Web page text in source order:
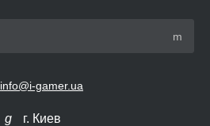
info@i-gamer.ua
г. Киев